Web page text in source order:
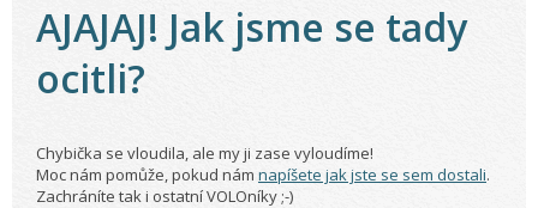
AJAJAJ! Jak jsme se tady
ocitli?
Chybička se vloudila, ale my ji zase vyloudíme!
Moc nám pomůže, pokud nám napíšete jak jste se sem dostali.
Zachráníte tak i ostatní VOLOníky ;-)